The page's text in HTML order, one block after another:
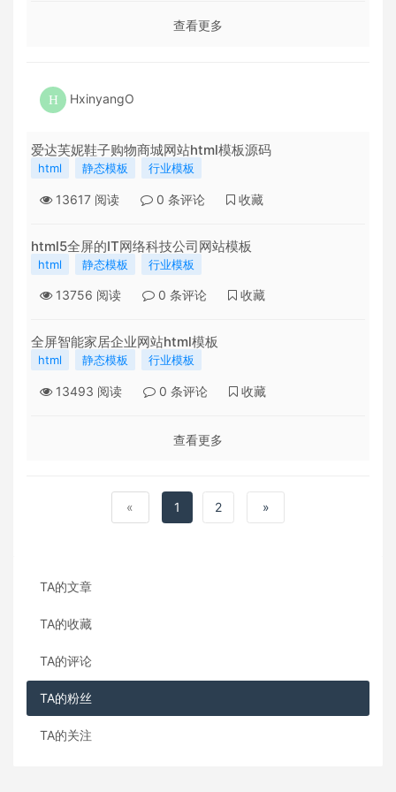
查看更多
HxinyangO
爱达芙妮鞋子购物商城网站html模板源码
html 静态模板 行业模板
13617 阅读 0 条评论 收藏
html5全屏的IT网络科技公司网站模板
html 静态模板 行业模板
13756 阅读 0 条评论 收藏
全屏智能家居企业网站html模板
html 静态模板 行业模板
13493 阅读 0 条评论 收藏
查看更多
« 1 2 »
TA的文章
TA的收藏
TA的评论
TA的粉丝
TA的关注